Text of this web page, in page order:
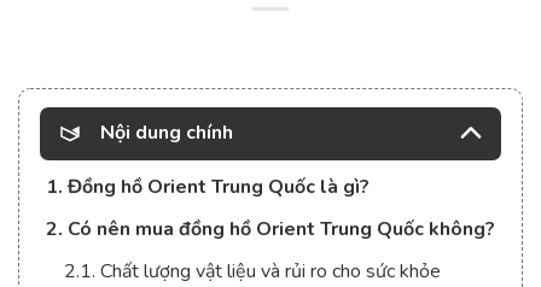
Nội dung chính
1. Đồng hồ Orient Trung Quốc là gì?
2. Có nên mua đồng hồ Orient Trung Quốc không?
2.1. Chất lượng vật liệu và rủi ro cho sức khỏe